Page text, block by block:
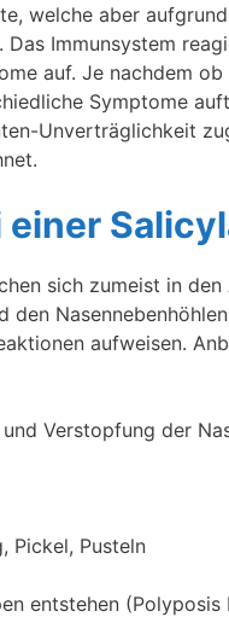
welche aber
Immunsystem
auf. Je nachdem
Symptome
Unverträglichkeit
sich zumeist in
den
aufweisen.
Verstopfung der
Pickel, Pusteln
entstehen (Polyposis